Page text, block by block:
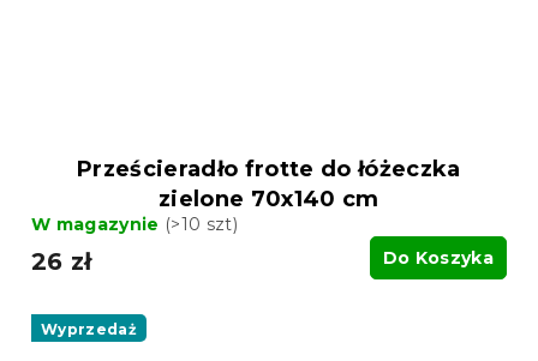
Prześcieradło frotte do łóżeczka
zielone 70x140 cm
W magazynie (>10 szt)
26 zł Do Koszyka
Wyprzedaż